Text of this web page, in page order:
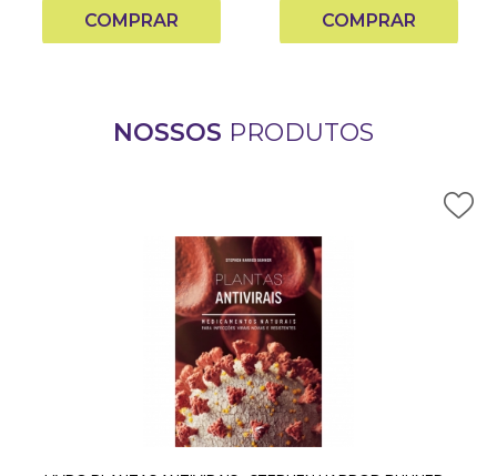
COMPRAR COMPRAR
NOSSOS PRODUTOS